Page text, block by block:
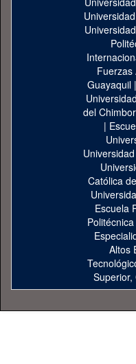
Fuerzas
Guayaquil|
del
|
Católica
Escuela
Altos
Superior,